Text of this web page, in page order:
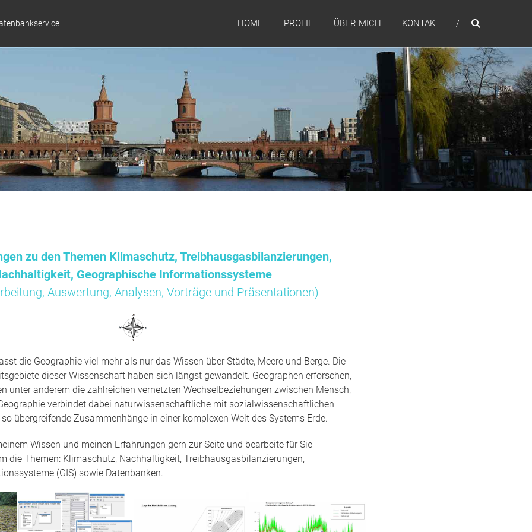
HOME PROFIL ÜBER MICH KONTAKT
zu den Themen Klimaschutz, Treibhausgasbilanzierungen,
Geographische Informationssysteme
Auswertung, Analysen, Vorträge und Präsentationen)
die Geographie viel mehr als nur das Wissen über Städte, Meere und Berge. Die
dieser Wissenschaft haben sich längst gewandelt. Geographen erforschen,
unter anderem die zahlreichen vernetzten Wechselbeziehungen zwischen Mensch,
verbindet dabei naturwissenschaftliche mit sozialwissenschaftlichen
übergreifende Zusammenhänge in einer komplexen Welt des Systems Erde.
Wissen und meinen Erfahrungen gern zur Seite und bearbeite für Sie
die Themen: Klimaschutz, Nachhaltigkeit, Treibhausgasbilanzierungen,
(GIS) sowie Datenbanken.